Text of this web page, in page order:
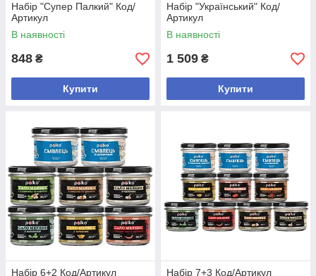
Набір "Супер Палкий" Код/
Артикул
В наявності
848 ₴
Купити
Набір "Український" Код/
Артикул
В наявності
1 509 ₴
Купити
Набір 6+2 Код/Артикул
Набір 7+3 Код/Артикул